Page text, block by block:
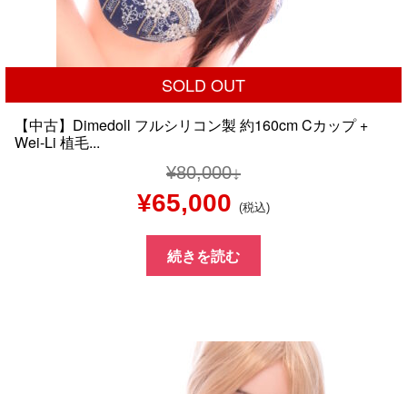
SOLD OUT
【中古】Dimedoll フルシリコン製 約160cm Cカップ +
Wei-Li 植毛...
¥80,000
元
の
価
¥80,000
¥65,000 現
在
の
格
は
(税込)
続きを読む